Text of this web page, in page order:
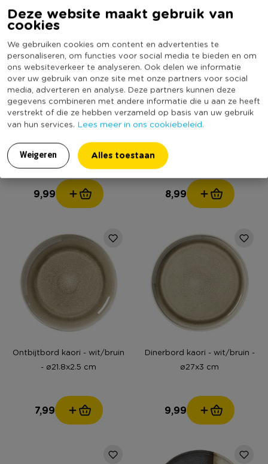
Deze website maakt gebruik van
cookies
We gebruiken cookies om content en advertenties te
personaliseren, om functies voor social media te bieden en om
ons websiteverkeer te analyseren. Ook delen we informatie
over uw gebruik van onze site met onze partners voor social
media, adverteren en analyse. Deze partners kunnen deze
gegevens combineren met andere informatie die u aan ze heeft
verstrekt of die ze hebben verzameld op basis van uw gebruik
van hun services. Lees meer in ons cookiebeleid.
Weigeren Alles toestaan
SETVOORDEEL
lichtgroen - ø28 cm
(32)
9,99 8,99
Ontbijtbord kaori - wit/bruin
- ø21.8x2.5 cm
7,99
Dinerbord kaori - wit/bruin -
ø27x3 cm
9,99